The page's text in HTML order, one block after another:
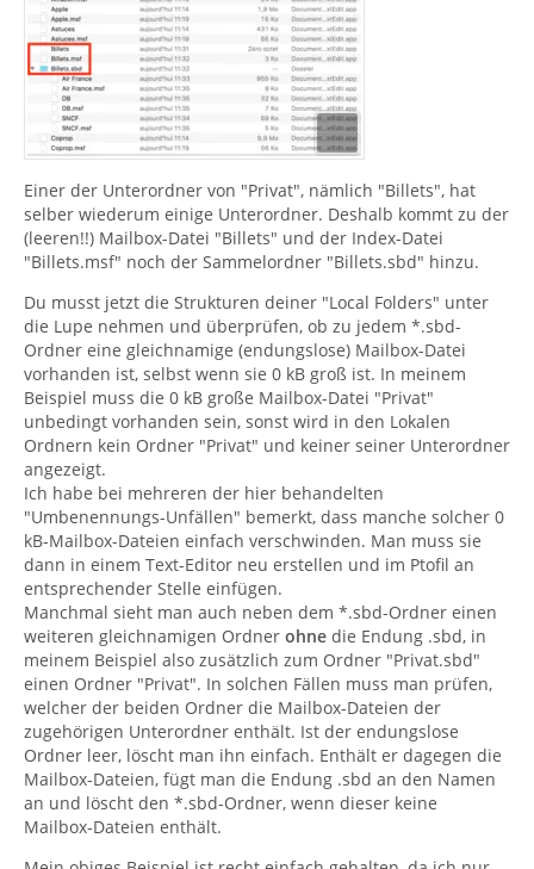
Einer der Unterordner von "Privat", nämlich "Billets", hat
selber wiederum einige Unterordner. Deshalb kommt zu der
(leeren!!) Mailbox-Datei "Billets" und der Index-Datei
"Billets.msf" noch der Sammelordner "Billets.sbd" hinzu.
Du musst jetzt die Strukturen deiner "Local Folders" unter
die Lupe nehmen und überprüfen, ob zu jedem *.sbd-
Ordner eine gleichnamige (endungslose) Mailbox-Datei
vorhanden ist, selbst wenn sie 0 kB groß ist. In meinem
Beispiel muss die 0 kB große Mailbox-Datei "Privat"
unbedingt vorhanden sein, sonst wird in den Lokalen
Ordnern kein Ordner "Privat" und keiner seiner Unterordner
angezeigt.
Ich habe bei mehreren der hier behandelten
"Umbenennungs-Unfällen" bemerkt, dass manche solcher 0
kB-Mailbox-Dateien einfach verschwinden. Man muss sie
dann in einem Text-Editor neu erstellen und im Ptofil an
entsprechender Stelle einfügen.
Manchmal sieht man auch neben dem *.sbd-Ordner einen
weiteren gleichnamigen Ordner ohne die Endung .sbd, in
meinem Beispiel also zusätzlich zum Ordner "Privat.sbd"
einen Ordner "Privat". In solchen Fällen muss man prüfen,
welcher der beiden Ordner die Mailbox-Dateien der
zugehörigen Unterordner enthält. Ist der endungslose
Ordner leer, löscht man ihn einfach. Enthält er dagegen die
Mailbox-Dateien, fügt man die Endung .sbd an den Namen
an und löscht den *.sbd-Ordner, wenn dieser keine
Mailbox-Dateien enthält.